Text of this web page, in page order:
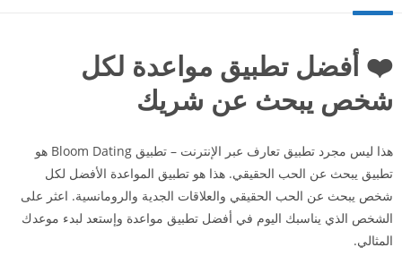
❤️ أفضل تطبيق مواعدة لكل
شخص يبحث عن شريك
هذا ليس مجرد تطبيق تعارف عبر الإنترنت – تطبيق Bloom Dating هو
تطبيق يبحث عن الحب الحقيقي. هذا هو تطبيق المواعدة الأفضل لكل
شخص يبحث عن الحب الحقيقي والعلاقات الجدية والرومانسية. اعثر على
الشخص الذي يناسبك اليوم في أفضل تطبيق مواعدة وإستعد لبدء موعدك
المثالي.